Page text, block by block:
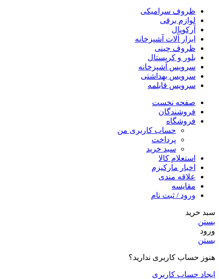
ظروف سرامیکی
لوازم برقی
آرکوپال
ابزار آلات آشپزخانه
ظروف چینی
بلور و کریستال
سرویس آشپزخانه
سرویس بهداشتی
سرویس قابلمه
صفحه نخست
فروشندگان
فروشگاه
حساب کاربری من
پرداخت
سبد خرید
استعلام کالا
اخبار مارکیزم
علاقه مندی
مقایسه
ورود / ثبت نام
سبد خرید
بستن
ورود
بستن
هنوز حساب کاربری ندارید؟
ایجاد حساب کاربری